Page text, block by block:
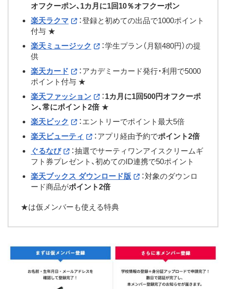
オフクーポン、1カ月に1回10％オフクーポン
楽天ラクマ
：登録と初めての出品で1000ポイント
付与 ★
楽天ミュージック
：学生プラン（月額480円）の提
供
楽天カード
：アカデミーカード発行・利用で5000
ポイント付与 ★
楽天ファッション
：1カ月に1回500円オフクーポ
ン、常にポイント2倍 ★
楽天ビック
：エントリーでポイント最大5倍
楽天ビューティ
：アプリ経由予約でポイント2倍
ぐるなび
：抽選でサーティワンアイスクリームギ
フト券プレゼント、初めてのID連携で50ポイント
楽天ブックス ダウンロード版
：対象のダウンロ
ード商品がポイント2倍
★は仮メンバーも使える特典